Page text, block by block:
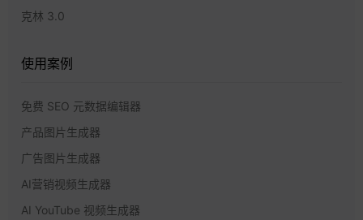
克林 3.0
使用案例
免费 SEO 元数据编辑器
产品图片生成器
广告图片生成器
AI营销视频生成器
AI YouTube 视频生成器